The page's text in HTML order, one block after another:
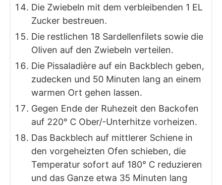
Die Zwiebeln mit dem verbleibenden 1 EL
Zucker bestreuen.
Die restlichen 18 Sardellenfilets sowie die
Oliven auf den Zwiebeln verteilen.
Die Pissaladière auf ein Backblech geben,
zudecken und 50 Minuten lang an einem
warmen Ort gehen lassen.
Gegen Ende der Ruhezeit den Backofen
auf 220° C Ober/-Unterhitze vorheizen.
Das Backblech auf mittlerer Schiene in
den vorgeheizten Ofen schieben, die
Temperatur sofort auf 180° C reduzieren
und das Ganze etwa 35 Minuten lang